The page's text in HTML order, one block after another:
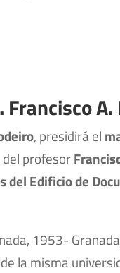
, presidirá el
profesor
del Edificio de
1953-
la misma